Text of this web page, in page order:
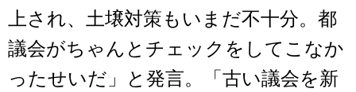
上され、土壌対策もいまだ不十分。都
議会がちゃんとチェックをしてこなか
ったせいだ」と発言。「古い議会を新